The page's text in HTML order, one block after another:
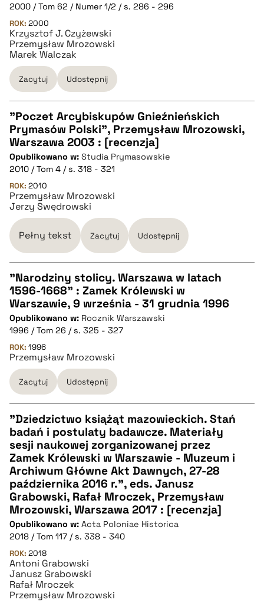
pobierz cytat
BIBTEX
pobierz cytat
2000 / Tom 62 / Numer 1/2 / s. 286 - 296
ROK: 2000
Krzysztof J. Czyżewski
Przemysław Mrozowski
Marek Walczak
Zacytuj Udostępnij
CZYSTY TEKST
pobierz cytat
BIBTEX
pobierz cytat
"Poczet Arcybiskupów Gnieźnieńskich
Prymasów Polski", Przemysław Mrozowski,
Warszawa 2003 : [recenzja]
Opublikowano w: Studia Prymasowskie
2010 / Tom 4 / s. 318 - 321
ROK: 2010
Przemysław Mrozowski
Jerzy Swędrowski
Pełny tekst Zacytuj Udostępnij
CZYSTY TEKST
pobierz cytat
BIBTEX
pobierz cytat
"Narodziny stolicy. Warszawa w latach
1596-1668" : Zamek Królewski w
Warszawie, 9 września - 31 grudnia 1996
Opublikowano w: Rocznik Warszawski
1996 / Tom 26 / s. 325 - 327
ROK: 1996
Przemysław Mrozowski
Zacytuj Udostępnij
CZYSTY TEKST
pobierz cytat
BIBTEX
"Dziedzictwo książąt mazowieckich. Stań
badań i postulaty badawcze. Materiały
sesji naukowej zorganizowanej przez
Zamek Królewski w Warszawie - Muzeum i
Archiwum Główne Akt Dawnych, 27-28
października 2016 r.", eds. Janusz
Grabowski, Rafał Mroczek, Przemysław
Mrozowski, Warszawa 2017 : [recenzja]
Opublikowano w: Acta Poloniae Historica
2018 / Tom 117 / s. 338 - 340
ROK: 2018
Antoni Grabowski
Janusz Grabowski
Rafał Mroczek
Przemysław Mrozowski